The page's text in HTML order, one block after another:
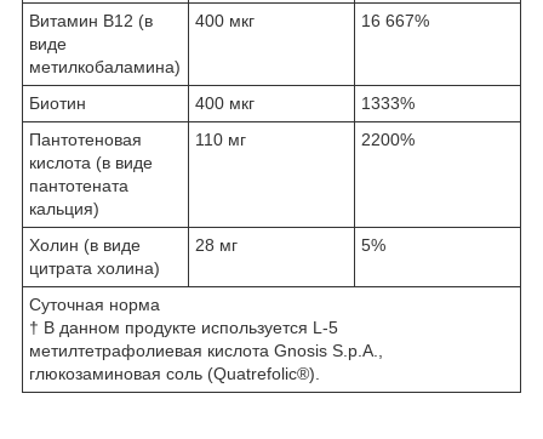
Витамин В12 (в
виде
метилкобаламина)
400 мкг 16 667%
Биотин 400 мкг
1333%
Пантотеновая
кислота (в виде
пантотената
кальция)
110 мг 2200%
Холин (в виде
цитрата холина)
28 мг 5%
Суточная норма
† В данном продукте используется L-5
метилтетрафолиевая кислота Gnosis S.p.A.,
глюкозаминовая соль (Quatrefolic®).